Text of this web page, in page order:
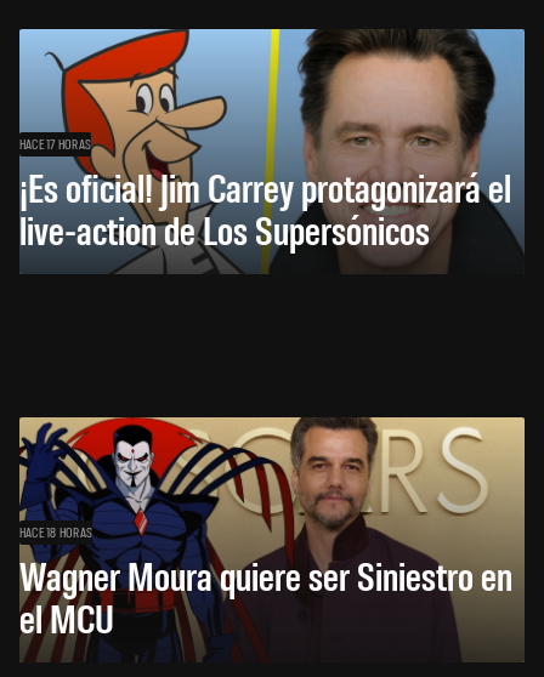
HACE 17 HORAS
¡Es oficial! Jim Carrey protagonizará el
live-action de Los Supersónicos
HACE 18 HORAS
Wagner Moura quiere ser Siniestro en
el MCU